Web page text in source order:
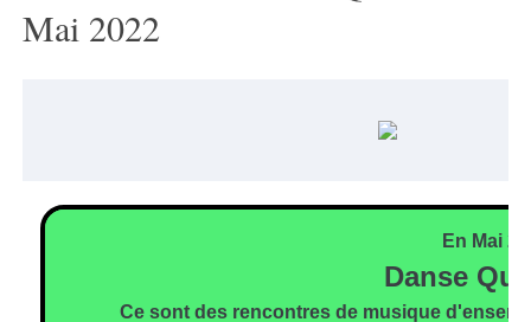
Mai 2022
En Mai
Danse
Ce sont des rencontres de musique